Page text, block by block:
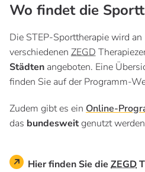
Wo findet die
Die STEP-Sporttherapie wird an
verschiedenen ZEGD
Städten angeboten. Eine
finden Sie auf der Programm-
Zudem gibt es ein Online-
das bundesweitgenutzt
Hier finden Sie dieZEGD